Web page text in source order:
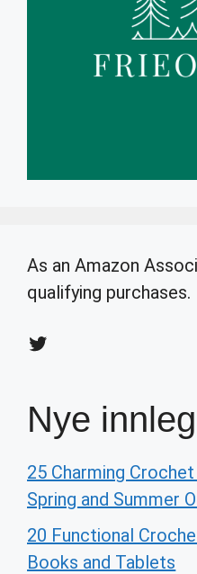
As an Amazon
qualifying purchases.
Twitter
Nye
25 Charming
Spring and Summer
20 Functional
Books and Tablets